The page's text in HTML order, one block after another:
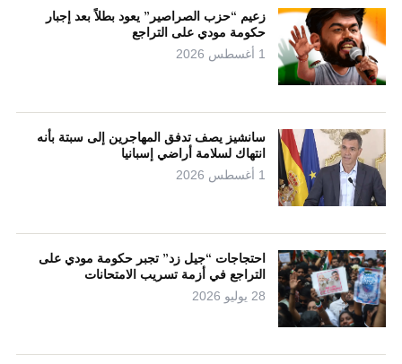
زعيم “حزب الصراصير” يعود بطلاً بعد إجبار
حكومة مودي على التراجع
1 أغسطس 2026
سانشيز يصف تدفق المهاجرين إلى سبتة بأنه
انتهاك لسلامة أراضي إسبانيا
1 أغسطس 2026
احتجاجات “جيل زد” تجبر حكومة مودي على
التراجع في أزمة تسريب الامتحانات
28 يوليو 2026